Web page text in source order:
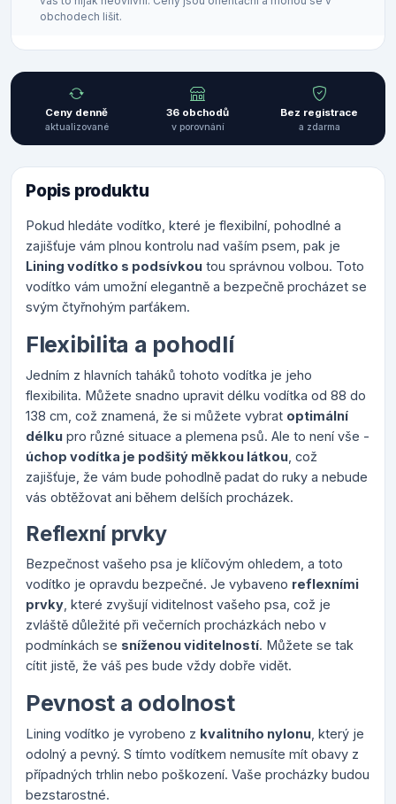
obchodech lišit.
Ceny denně
aktualizované
36 obchodů
v porovnání
Bez registrace
a zdarma
Popis produktu
Pokud hledáte vodítko, které je flexibilní, pohodlné a
zajišťuje vám plnou kontrolu nad vaším psem, pak je
Lining vodítko s podsívkou tou správnou volbou. Toto
vodítko vám umožní elegantně a bezpečně procházet se
svým čtyřnohým parťákem.
Flexibilita a pohodlí
Jedním z hlavních taháků tohoto vodítka je jeho
flexibilita. Můžete snadno upravit délku vodítka od 88 do
138 cm, což znamená, že si můžete vybrat optimální
délku pro různé situace a plemena psů. Ale to není vše -
úchop vodítka je podšitý měkkou látkou , což
zajišťuje, že vám bude pohodlně padat do ruky a nebude
vás obtěžovat ani během delších procházek.
Reflexní prvky
Bezpečnost vašeho psa je klíčovým ohledem, a toto
vodítko je opravdu bezpečné. Je vybaveno reflexními
prvky , které zvyšují viditelnost vašeho psa, což je
zvláště důležité při večerních procházkách nebo v
podmínkách se sníženou viditelností. Můžete se tak
cítit jistě, že váš pes bude vždy dobře vidět.
Pevnost a odolnost
Lining vodítko je vyrobeno z kvalitního nylonu , který je
odolný a pevný. S tímto vodítkem nemusíte mít obavy z
případných trhlin nebo poškození. Vaše procházky budou
bezstarostné.